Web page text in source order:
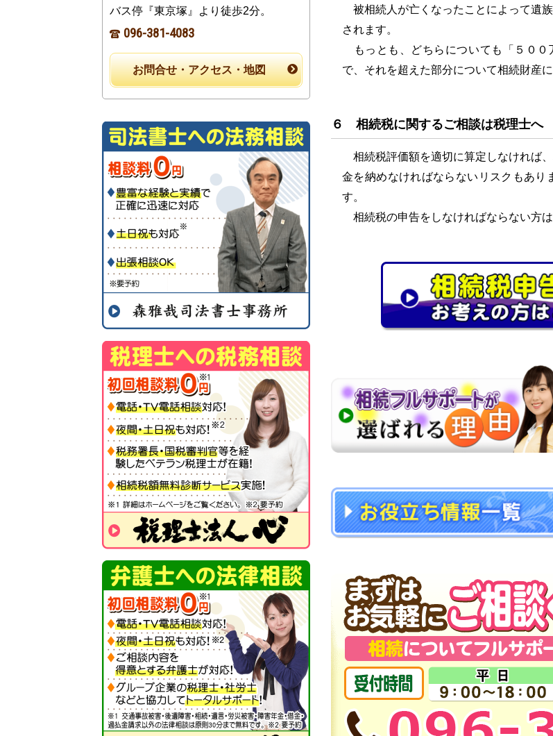
被相続人が亡くなったことによって遺
されます。
もっとも、どちらについても「５００
で、それを超えた部分について相続財産
６ 相続税に関するご相談は税理士へ
相続税評価額を適切に算定しなければ
金を納めなければならないリスクもあ
す。
相続税の申告をしなければならない方
バス停『東京塚』より徒歩2分。
096-381-4083
お問合せ・アクセス・地図